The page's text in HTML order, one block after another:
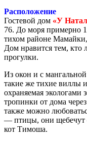
Расположение
Гостевой дом «У
76. До моря примерно
тихом районе
Дом нравится тем,
прогулки.
Из окон и с
такие же тихие виллы
охраняемая экологами
тропинки от дома
также можно
— птицы, они щебечут
кот Тимоша.